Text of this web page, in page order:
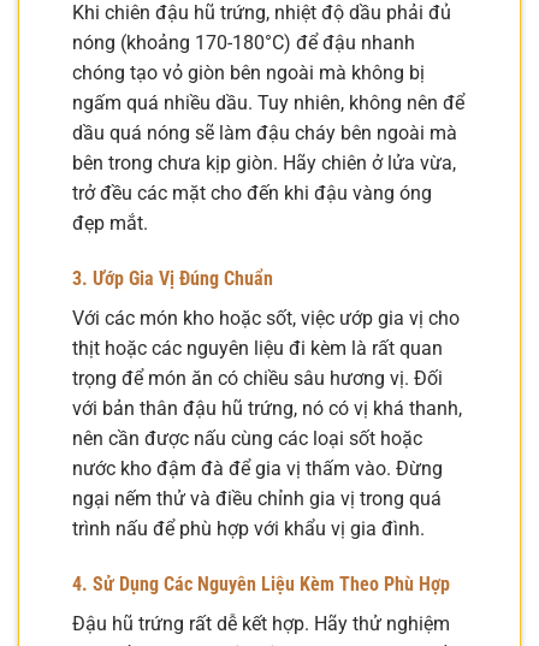
Khi chiên đậu hũ trứng, nhiệt độ dầu phải đủ
nóng (khoảng 170-180°C) để đậu nhanh
chóng tạo vỏ giòn bên ngoài mà không bị
ngấm quá nhiều dầu. Tuy nhiên, không nên để
dầu quá nóng sẽ làm đậu cháy bên ngoài mà
bên trong chưa kịp giòn. Hãy chiên ở lửa vừa,
trở đều các mặt cho đến khi đậu vàng óng
đẹp mắt.
3. Ướp Gia Vị Đúng Chuẩn
Với các món kho hoặc sốt, việc ướp gia vị cho
thịt hoặc các nguyên liệu đi kèm là rất quan
trọng để món ăn có chiều sâu hương vị. Đối
với bản thân đậu hũ trứng, nó có vị khá thanh,
nên cần được nấu cùng các loại sốt hoặc
nước kho đậm đà để gia vị thấm vào. Đừng
ngại nếm thử và điều chỉnh gia vị trong quá
trình nấu để phù hợp với khẩu vị gia đình.
4. Sử Dụng Các Nguyên Liệu Kèm Theo Phù Hợp
Đậu hũ trứng rất dễ kết hợp. Hãy thử nghiệm